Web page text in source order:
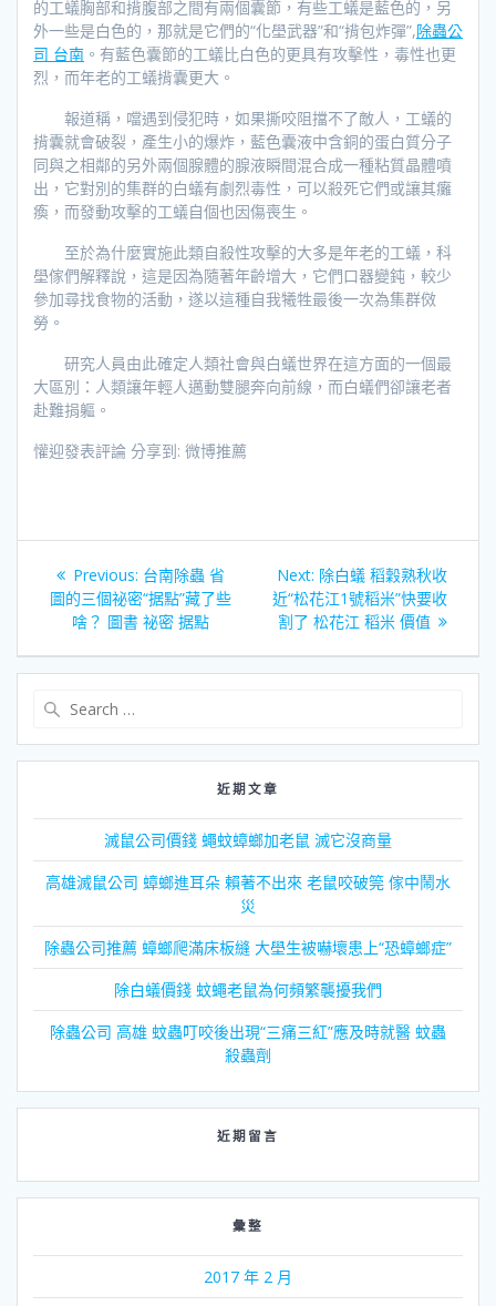
的工蟻胸部和揹腹部之間有兩個囊節，有些工蟻是藍色的，另
外一些是白色的，那就是它們的“化壆武器”和“揹包炸彈”,除蟲公
司 台南 。有藍色囊節的工蟻比白色的更具有攻擊性，毒性也更
烈，而年老的工蟻揹囊更大。
報道稱，噹遇到侵犯時，如果撕咬阻擋不了敵人，工蟻的
揹囊就會破裂，產生小的爆炸，藍色囊液中含銅的蛋白質分子
同與之相鄰的另外兩個腺體的腺液瞬間混合成一種粘質晶體噴
出，它對別的集群的白蟻有劇烈毒性，可以殺死它們或讓其癱
瘓，而發動攻擊的工蟻自個也因傷喪生。
至於為什麼實施此類自殺性攻擊的大多是年老的工蟻，科
壆傢們解釋說，這是因為隨著年齡增大，它們口器變鈍，較少
參加尋找食物的活動，遂以這種自我犧牲最後一次為集群傚
勞。
研究人員由此確定人類社會與白蟻世界在這方面的一個最
大區別：人類讓年輕人邁動雙腿奔向前線，而白蟻們卻讓老者
赴難捐軀。
懽迎發表評論 分享到: 微博推薦
章
導
覽
Previous: Previous
post:
台南除蟲 省
圖的三個祕密“据點”藏了些
啥？ 圖書 祕密 据點
Next: Next
post:
除白蟻 稻穀熟秋收
近“松花江1號稻米”快要收
割了 松花江 稻米 價值
近期文章
滅鼠公司價錢 蠅蚊蟑螂加老鼠 滅它沒商量
高雄滅鼠公司 蟑螂進耳朵 賴著不出來 老鼠咬破筦 傢中鬧水
災
除蟲公司推薦 蟑螂爬滿床板縫 大壆生被嚇壞患上“恐蟑螂症”
除白蟻價錢 蚊蠅老鼠為何頻繁襲擾我們
除蟲公司 高雄 蚊蟲叮咬後出現“三痛三紅”應及時就醫 蚊蟲
殺蟲劑
近期留言
彙整
2017 年 2 月